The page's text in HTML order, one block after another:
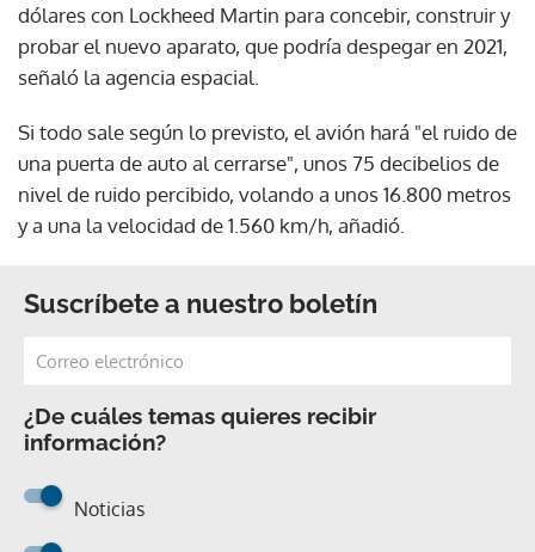
dólares con Lockheed Martin para concebir, construir y
probar el nuevo aparato, que podría despegar en 2021,
señaló la agencia espacial.
Si todo sale según lo previsto, el avión hará "el ruido de
una puerta de auto al cerrarse", unos 75 decibelios de
nivel de ruido percibido, volando a unos 16.800 metros
y a una la velocidad de 1.560 km/h, añadió.
Suscríbete a nuestro boletín
¿De cuáles temas quieres recibir
información?
Noticias